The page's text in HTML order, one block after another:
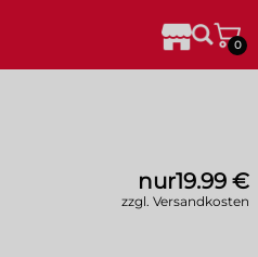
0
nur19.99 €
zzgl. Versandkosten